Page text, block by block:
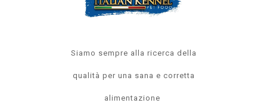
Siamo sempre alla ricerca della
qualità per una sana e corretta
alimentazione